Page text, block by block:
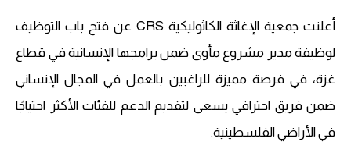
أعلنت جمعية الإغاثة الكاثوليكية CRS عن فتح باب التوظيف
لوظيفة مدير مشروع مأوى ضمن برامجها الإنسانية في قطاع
غزة، في فرصة مميزة للراغبين بالعمل في المجال الإنساني
ضمن فريق احترافي يسعى لتقديم الدعم للفئات الأكثر احتياجًا
في الأراضي الفلسطينية.